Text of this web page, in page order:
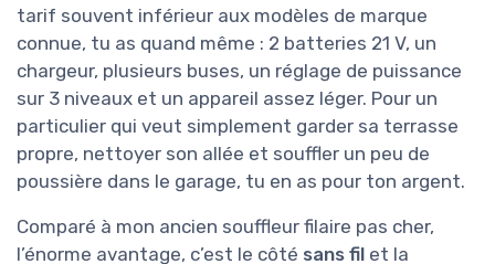
tarif souvent inférieur aux modèles de marque
connue, tu as quand même : 2 batteries 21 V, un
chargeur, plusieurs buses, un réglage de puissance
sur 3 niveaux et un appareil assez léger. Pour un
particulier qui veut simplement garder sa terrasse
propre, nettoyer son allée et souffler un peu de
poussière dans le garage, tu en as pour ton argent.
Comparé à mon ancien souffleur filaire pas cher,
l’énorme avantage, c’est le côté sans fil et la